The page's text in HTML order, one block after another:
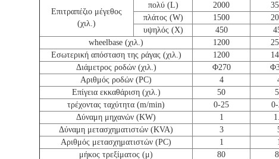
Επιτραπέζιο μέγεθος
(χιλ.)
πολύ (L) 2000
πλάτος (W)
1500
υψηλός (Χ)
450
wheelbase (χιλ.)
1200
Εσωτερική απόσταση της ράγας (χιλ.)
1200
Διάμετρος ροδών (χιλ.)
Φ270
Αριθμός ροδών (PC)
4
Επίγεια εκκαθάριση (χιλ.)
50
τρέχοντας ταχύτητα (m/min)
0-25
Δύναμη μηχανών (KW)
1
Δύναμη μετασχηματιστών (KVA)
3
Αριθμός μετασχηματιστών (PC)
1
μήκος τρεξίματος (μ)
80